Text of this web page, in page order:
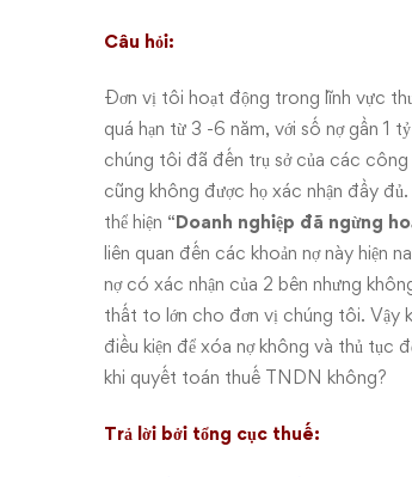
năng
thu
hồi–
Thuế
TNDN
Câu hỏi:
Đơn vị tôi hoạt động trong lĩnh vực
quá hạn từ 3 -6 năm, với số nợ gần 1
chúng tôi đã đến trụ sở của các
cũng không được họ xác nhận đầy
thể hiện “Doanh nghiệp đã ngừng
liên quan đến các khoản nợ này hiện
nợ có xác nhận của 2 bên nhưng
thất to lớn cho đơn vị chúng tôi. Vậy
điều kiện để xóa nợ không và thủ tục
khi quyết toán thuế TNDN không?
Trả lời bởi tổng cục thuế: